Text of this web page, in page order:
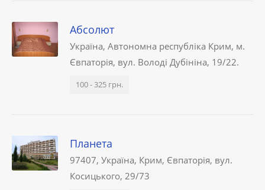
Абсолют
Україна, Автономна республіка Крим, м.
Євпаторія, вул. Володі Дубініна, 19/22.
100 - 325 грн.
Планета
97407, Україна, Крим, Євпаторія, вул.
Косицького, 29/73